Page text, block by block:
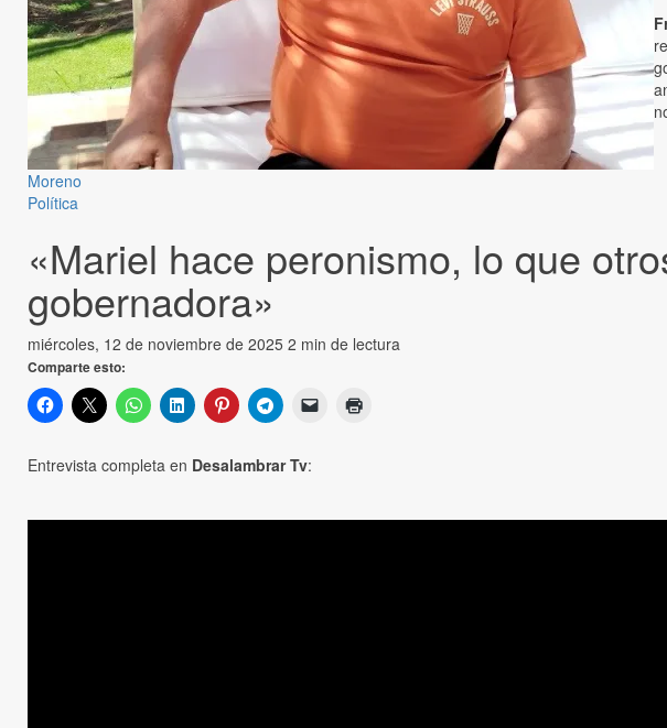
Moreno
Política
«Mariel hace peronismo, lo que
gobernadora»
miércoles, 12 de noviembre de 2025 2 min de lectura
Comparte esto:
Entrevista completa en Desalambrar Tv: